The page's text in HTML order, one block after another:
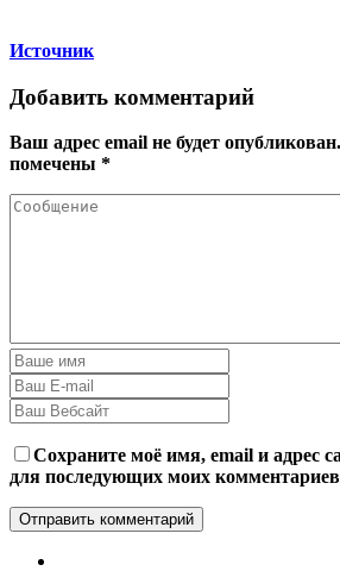
Источник
Добавить комментарий
Ваш адрес email не будет опубликован.
помечены *
Сохраните моё имя, email и адрес
для последующих моих комментариев